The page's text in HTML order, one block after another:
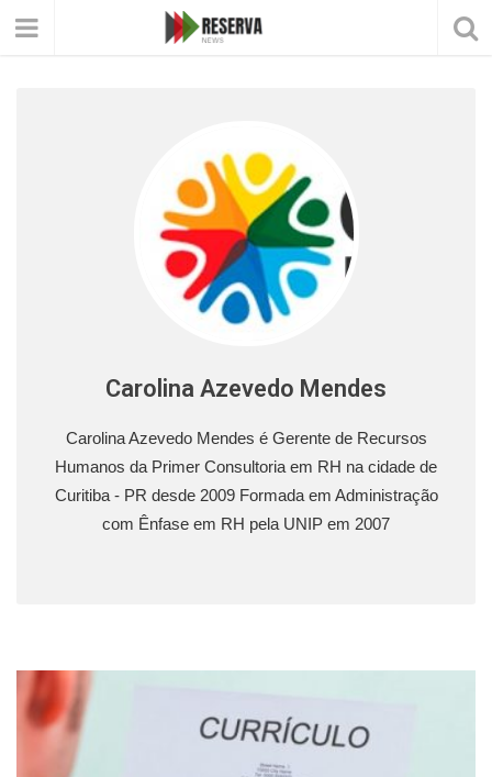
Carolina Azevedo Mendes
Carolina Azevedo Mendes é Gerente de Recursos
Humanos da Primer Consultoria em RH na cidade de
Curitiba - PR desde 2009 Formada em Administração
com Ênfase em RH pela UNIP em 2007